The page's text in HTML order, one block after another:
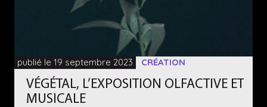
publié le 19 septembre 2023 CRÉATION
VÉGÉTAL, L’EXPOSITION OLFACTIVE ET
MUSICALE